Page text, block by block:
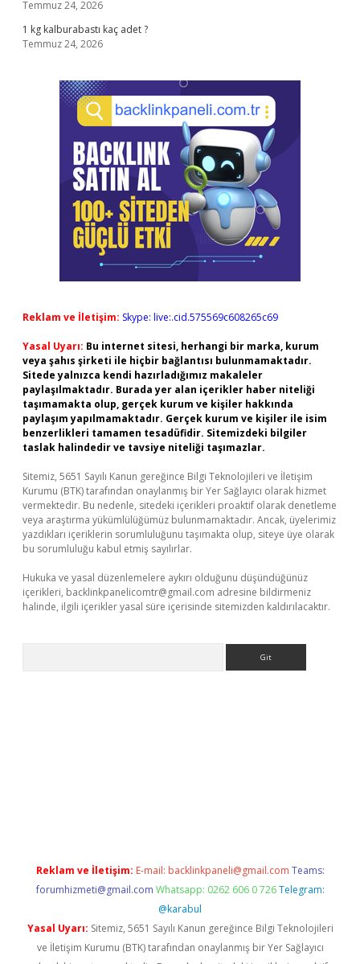
Temmuz 24, 2026
1 kg kalburabastı kaç adet ?
Temmuz 24, 2026
Reklam ve İletişim: Skype: live:.cid.575569c608265c69
Yasal Uyarı: Bu internet sitesi, herhangi bir marka, kurum
veya şahıs şirketi ile hiçbir bağlantısı bulunmamaktadır.
Sitede yalnızca kendi hazırladığımız makaleler
paylaşılmaktadır. Burada yer alan içerikler haber niteliği
taşımamakta olup, gerçek kurum ve kişiler hakkında
paylaşım yapılmamaktadır. Gerçek kurum ve kişiler ile isim
benzerlikleri tamamen tesadüfidir. Sitemizdeki bilgiler
taslak halindedir ve tavsiye niteliği taşımazlar.
Sitemiz, 5651 Sayılı Kanun gereğince Bilgi Teknolojileri ve İletişim
Kurumu (BTK) tarafından onaylanmış bir Yer Sağlayıcı olarak hizmet
vermektedir. Bu nedenle, sitedeki içerikleri proaktif olarak denetleme
veya araştırma yükümlülüğümüz bulunmamaktadır. Ancak, üyelerimiz
yazdıkları içeriklerin sorumluluğunu taşımakta olup, siteye üye olarak
bu sorumluluğu kabul etmiş sayılırlar.
Hukuka ve yasal düzenlemelere aykırı olduğunu düşündüğünüz
içerikleri, backlinkpanelicomtr@gmail.com adresine bildirmeniz
halinde, ilgili içerikler yasal süre içerisinde sitemizden kaldırılacaktır.
Reklam ve İletişim: E-mail: backlinkpaneli@gmail.com Teams:
forumhizmeti@gmail.com Whatsapp: 0262 606 0 726 Telegram:
@karabul
Yasal Uyarı: Sitemiz, 5651 Sayılı Kanun gereğince Bilgi Teknolojileri
ve İletişim Kurumu (BTK) tarafından onaylanmış bir Yer Sağlayıcı